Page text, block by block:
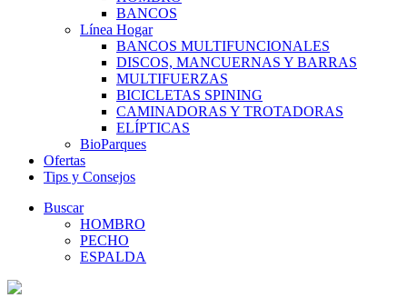
BANCOS
Línea Hogar
BANCOS MULTIFUNCIONALES
DISCOS, MANCUERNAS Y BARRAS
MULTIFUERZAS
BICICLETAS SPINING
CAMINADORAS Y TROTADORAS
ELÍPTICAS
BioParques
Ofertas
Tips y Consejos
Buscar
HOMBRO
PECHO
ESPALDA